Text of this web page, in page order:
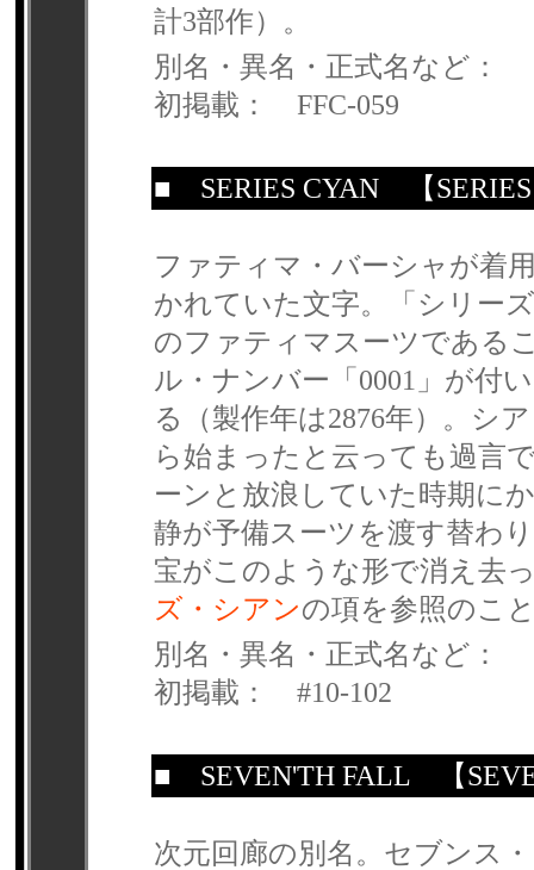
計3部作）。
別名・異名・正式名など：
初掲載： FFC-059
■ SERIES CYAN 【
ファティマ・バーシャが着
かれていた文字。「シリー
のファティマスーツである
ル・ナンバー「0001」が付
る（製作年は2876年）。シ
ら始まったと云っても過言
ーンと放浪していた時期に
静が予備スーツを渡す替わ
宝がこのような形で消え去
ズ・シアンの項を参照のこ
別名・異名・正式名など：
初掲載： #10-102
■ SEVEN'TH FALL 【
次元回廊の別名。セブンス